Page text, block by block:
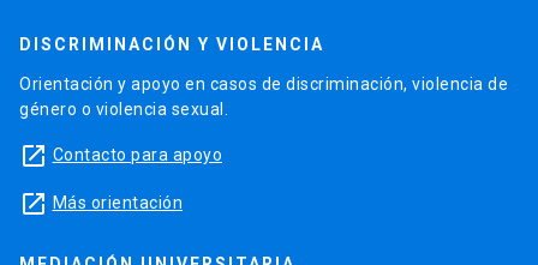
DISCRIMINACIÓN Y VIOLENCIA
Orientación y apoyo en casos de discriminación, violencia de
género o violencia sexual.
launch Contacto para apoyo
launch Más orientación